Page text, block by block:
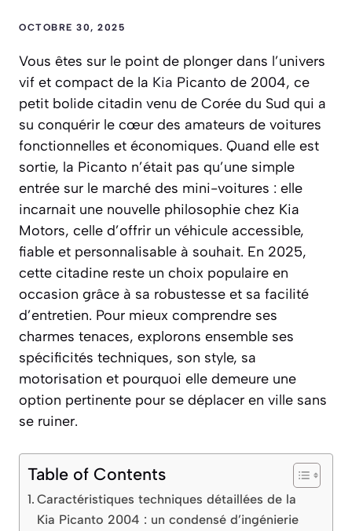
OCTOBRE 30, 2025
Vous êtes sur le point de plonger dans l’univers
vif et compact de la Kia Picanto de 2004, ce
petit bolide citadin venu de Corée du Sud qui a
su conquérir le cœur des amateurs de voitures
fonctionnelles et économiques. Quand elle est
sortie, la Picanto n’était pas qu’une simple
entrée sur le marché des mini-voitures : elle
incarnait une nouvelle philosophie chez Kia
Motors, celle d’offrir un véhicule accessible,
fiable et personnalisable à souhait. En 2025,
cette citadine reste un choix populaire en
occasion grâce à sa robustesse et sa facilité
d’entretien. Pour mieux comprendre ses
charmes tenaces, explorons ensemble ses
spécificités techniques, son style, sa
motorisation et pourquoi elle demeure une
option pertinente pour se déplacer en ville sans
se ruiner.
Table of Contents
Caractéristiques techniques détaillées de la
Kia Picanto 2004 : un condensé d’ingénierie